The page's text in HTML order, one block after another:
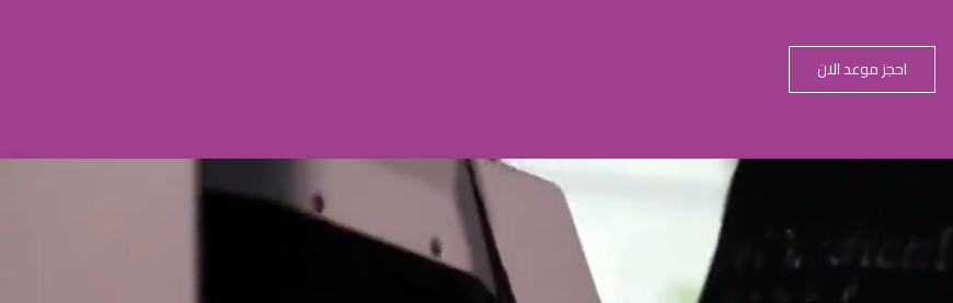
احجز موعد الان